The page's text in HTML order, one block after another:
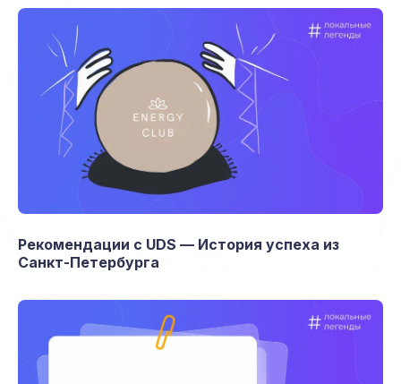
Рекомендации с UDS — История успеха из
Санкт-Петербурга